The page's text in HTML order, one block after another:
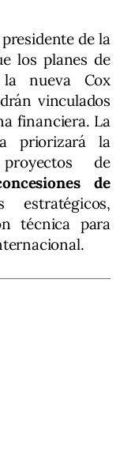
de la
los planes de
nueva Cox
vinculados
financiera. La
priorizará la
de
de
técnica para